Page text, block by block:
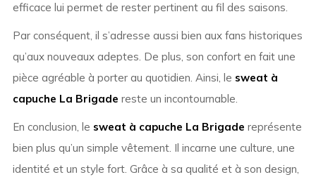
efficace lui permet de rester pertinent au fil des saisons.
Par conséquent, il s’adresse aussi bien aux fans historiques
qu’aux nouveaux adeptes. De plus, son confort en fait une
pièce agréable à porter au quotidien. Ainsi, le sweat à
capuche La Brigade reste un incontournable.
En conclusion, le sweat à capuche La Brigade représente
bien plus qu’un simple vêtement. Il incarne une culture, une
identité et un style fort. Grâce à sa qualité et à son design,